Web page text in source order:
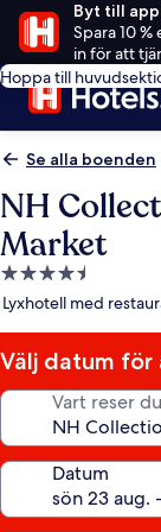
Byt till
Spara 10
in för att
Hoppa till
Se alla boenden
NH
Market
4.5-
stjärnigt
Lyxhotell med
Välj datum för
Vart reser
Datum